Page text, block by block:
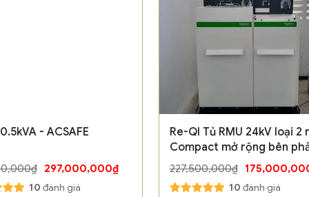
- ACSAFE
297,000,000₫
10 đánh giá
Re-QI Tủ RMU 24kV loại 2
Compact mở rộng bên
Sshneider
227,500,000₫
10 đánh giá